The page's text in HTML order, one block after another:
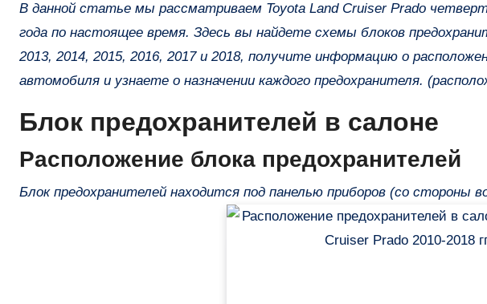
В данной статье мы рассматриваем Toyota Land Cruiser Prado четвертого поколения (150 / J150), выпускаемую с 2009
года по настоящее время. Здесь вы найдете схемы блоков
2013, 2014, 2015, 2016, 2017 и 2018, получите информацию о
автомобиля и узнаете о назначении каждого предохранителя.
Блок предохранителей в салоне
Расположение блока предохранителей
Блок предохранителей находится под панелью приборов (со стороны